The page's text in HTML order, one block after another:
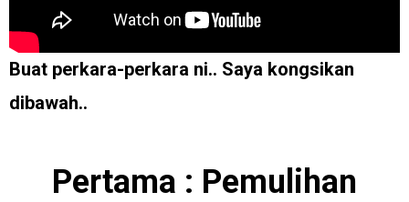
Buat perkara-perkara ni.. Saya kongsikan
dibawah..
Pertama : Pemulihan